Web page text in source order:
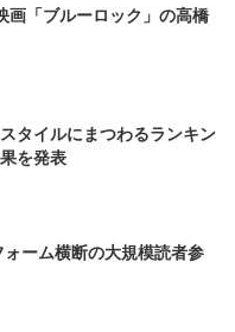
画「ブルーロック」の高橋
タイルにまつわるランキン
を発表
ーム横断の大規模読者参